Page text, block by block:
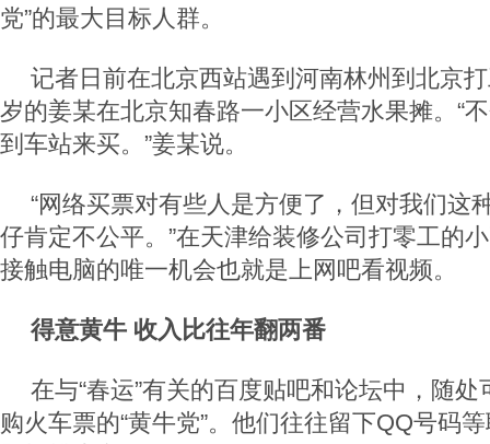
党”的最大目标人群。
记者日前在北京西站遇到河南林州到北京
岁的姜某在北京知春路一小区经营水果摊。“
到车站来买。”姜某说。
“网络买票对有些人是方便了，但对我们这
仔肯定不公平。”在天津给装修公司打零工的
接触电脑的唯一机会也就是上网吧看视频。
得意黄牛 收入比往年翻两番
在与“春运”有关的百度贴吧和论坛中，随
购火车票的“黄牛党”。他们往往留下QQ号码